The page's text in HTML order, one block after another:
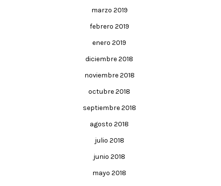
marzo 2019
febrero 2019
enero 2019
diciembre 2018
noviembre 2018
octubre 2018
septiembre 2018
agosto 2018
julio 2018
junio 2018
mayo 2018